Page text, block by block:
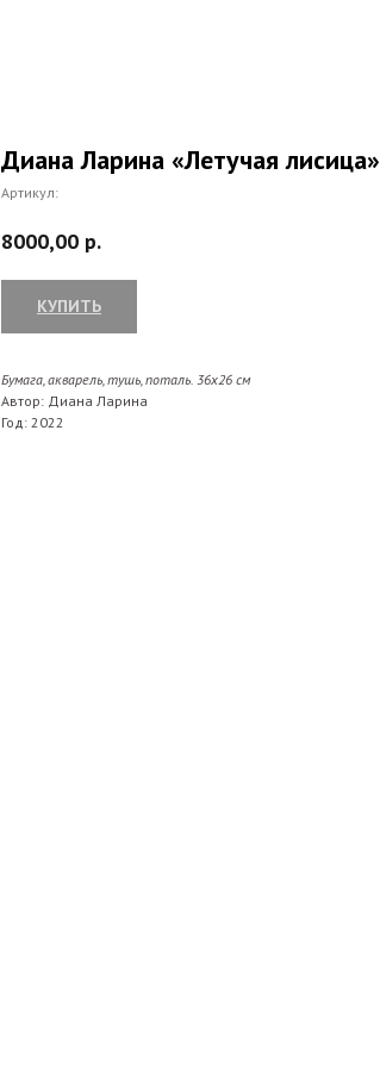
Диана Ларина «Летучая лисица»
Артикул:
8000,00 р.
КУПИТЬ
Бумага, акварель, тушь, поталь. 36х26 см
Автор: Диана Ларина
Год: 2022